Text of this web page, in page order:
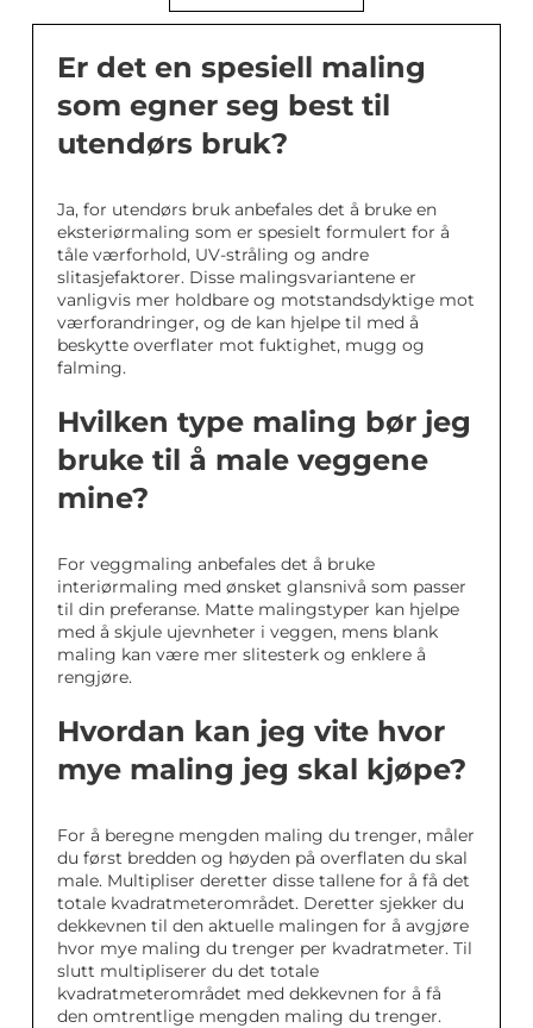
Er det en spesiell maling
som egner seg best til
utendørs bruk?
Ja, for utendørs bruk anbefales det å bruke en
eksteriørmaling som er spesielt formulert for å
tåle værforhold, UV-stråling og andre
slitasjefaktorer. Disse malingsvariantene er
vanligvis mer holdbare og motstandsdyktige mot
værforandringer, og de kan hjelpe til med å
beskytte overflater mot fuktighet, mugg og
falming.
Hvilken type maling bør jeg
bruke til å male veggene
mine?
For veggmaling anbefales det å bruke
interiørmaling med ønsket glansnivå som passer
til din preferanse. Matte malingstyper kan hjelpe
med å skjule ujevnheter i veggen, mens blank
maling kan være mer slitesterk og enklere å
rengjøre.
Hvordan kan jeg vite hvor
mye maling jeg skal kjøpe?
For å beregne mengden maling du trenger, måler
du først bredden og høyden på overflaten du skal
male. Multipliser deretter disse tallene for å få det
totale kvadratmeterområdet. Deretter sjekker du
dekkevnen til den aktuelle malingen for å avgjøre
hvor mye maling du trenger per kvadratmeter. Til
slutt multipliserer du det totale
kvadratmeterområdet med dekkevnen for å få
den omtrentlige mengden maling du trenger.